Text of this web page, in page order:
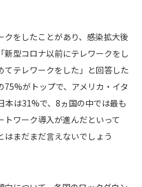
クをしたことがあり、感染拡大後
型コロナ以前にテレワークをし
てテレワークをした」と回答した
がトップで、アメリカ・イタ
本は31%で、8ヵ国の中では最も
ワーク導入が進んだといって
まだまだ言えないでしょう